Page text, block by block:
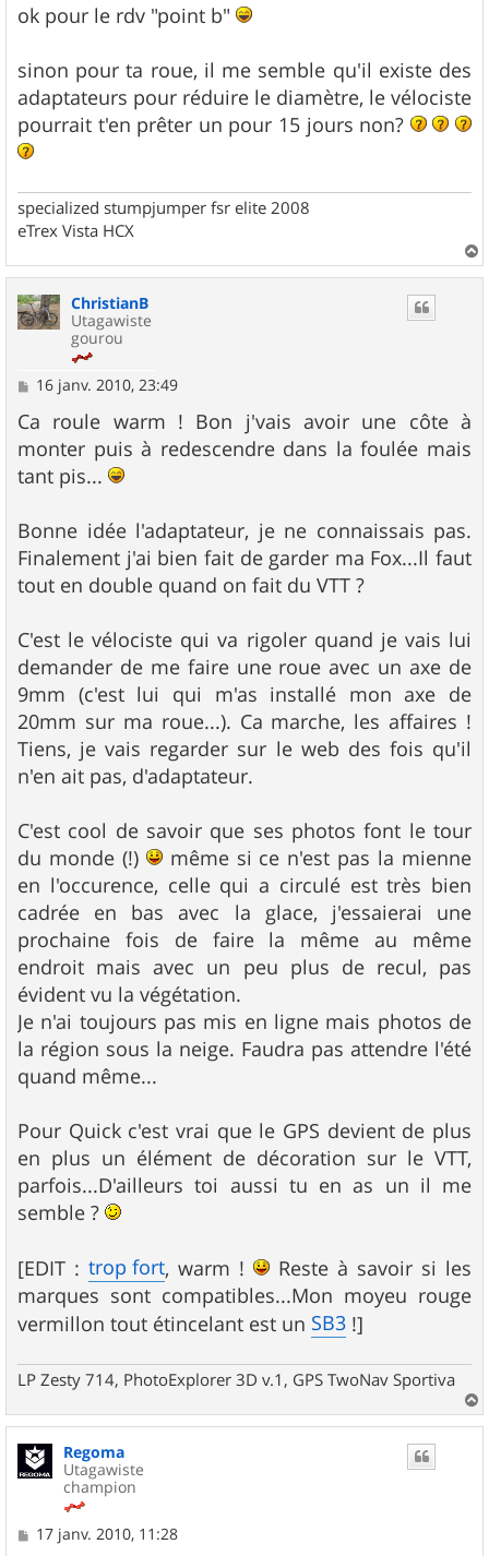
s
s
g
e
ok pour le rdv "point b"
sinon pour ta roue, il me semble qu'il existe des
adaptateurs pour réduire le diamètre, le vélociste
pourrait t'en prêter un pour 15 jours non?
specialized stumpjumper fsr elite 2008
eTrex Vista HCX
a
ChristianB
Utagawiste
gourou
M
s
s
a
g
e
16 janv. 2010, 23:49
Ca roule warm ! Bon j'vais avoir une côte à
monter puis à redescendre dans la foulée mais
tant pis...
Bonne idée l'adaptateur, je ne connaissais pas.
Finalement j'ai bien fait de garder ma Fox...Il faut
tout en double quand on fait du VTT ?
C'est le vélociste qui va rigoler quand je vais lui
demander de me faire une roue avec un axe de
9mm (c'est lui qui m'as installé mon axe de
20mm sur ma roue...). Ca marche, les affaires !
Tiens, je vais regarder sur le web des fois qu'il
n'en ait pas, d'adaptateur.
C'est cool de savoir que ses photos font le tour
du monde (!)
même si ce n'est pas la mienne
en l'occurence, celle qui a circulé est très bien
cadrée en bas avec la glace, j'essaierai une
prochaine fois de faire la même au même
endroit mais avec un peu plus de recul, pas
évident vu la végétation.
Je n'ai toujours pas mis en ligne mais photos de
la région sous la neige. Faudra pas attendre l'été
quand même...
Pour Quick c'est vrai que le GPS devient de plus
en plus un élément de décoration sur le VTT,
parfois...D'ailleurs toi aussi tu en as un il me
semble ?
[EDIT : trop fort, warm !
Reste à savoir si les
marques sont compatibles...Mon moyeu rouge
vermillon tout étincelant est un SB3 !]
LP Zesty 714, PhotoExplorer 3D v.1, GPS TwoNav Sportiva
a
Regoma
Utagawiste
champion
M17 janv. 2010, 11:28